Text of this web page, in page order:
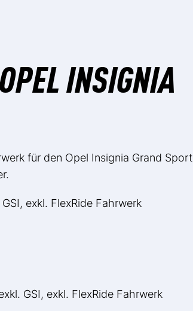
INSIGNIA
für den Opel Insignia Grand Sport
exkl. FlexRide Fahrwerk
GSI, exkl. FlexRide Fahrwerk